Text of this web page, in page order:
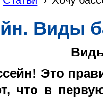
Виды
Это
что в